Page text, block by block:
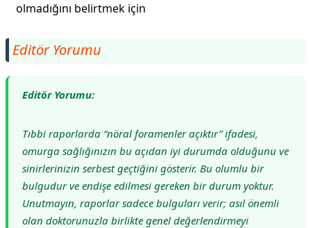
olmadığını belirtmek için
Editör Yorumu
Editör Yorumu:
Tıbbi raporlarda “nöral foramenler açıktır” ifadesi,
omurga sağlığınızın bu açıdan iyi durumda olduğunu ve
sinirlerinizin serbest geçtiğini gösterir. Bu olumlu bir
bulgudur ve endişe edilmesi gereken bir durum yoktur.
Unutmayın, raporlar sadece bulguları verir; asıl önemli
olan doktorunuzla birlikte genel değerlendirmeyi